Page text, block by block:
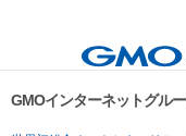
GMOインターネットグル